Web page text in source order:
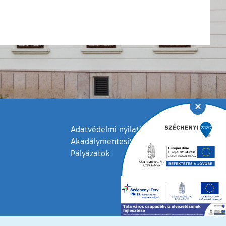
Adatvédelmi nyilatkozat
Akadálymentesítési nyilatkozat
Pályázatok
✕